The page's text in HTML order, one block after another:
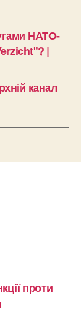
НАТО-
|
канал
проти